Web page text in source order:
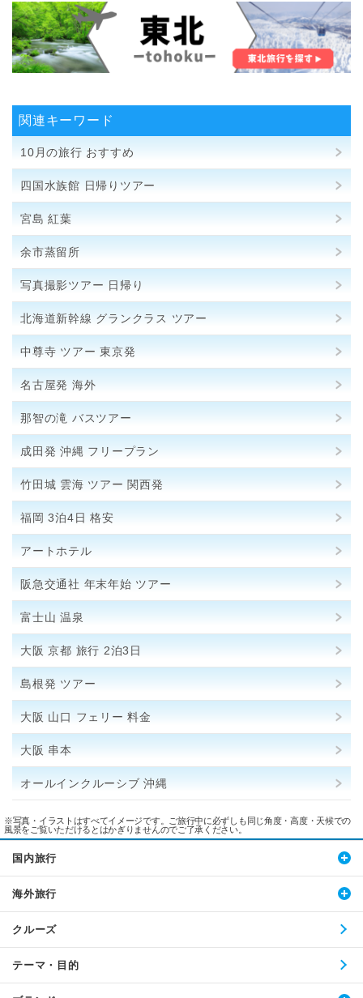
関連キーワード
10月の旅行 おすすめ
四国水族館 日帰りツアー
宮島 紅葉
余市蒸留所
写真撮影ツアー 日帰り
北海道新幹線 グランクラス ツアー
中尊寺 ツアー 東京発
名古屋発 海外
那智の滝 バスツアー
成田発 沖縄 フリープラン
竹田城 雲海 ツアー 関西発
福岡 3泊4日 格安
アートホテル
阪急交通社 年末年始 ツアー
富士山 温泉
大阪 京都 旅行 2泊3日
島根発 ツアー
大阪 山口 フェリー 料金
大阪 串本
オールインクルーシブ 沖縄
※写真・イラストはすべてイメージです。ご旅行中に必ずしも同じ角度・高度・天候での
風景をご覧いただけるとはかぎりませんのでご了承ください。
国内旅行
海外旅行
クルーズ
テーマ・目的